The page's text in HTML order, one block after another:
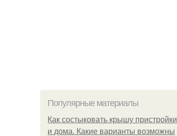
Популярные материалы
Как состыковать крышу пристройки
и дома. Какие варианты возможны